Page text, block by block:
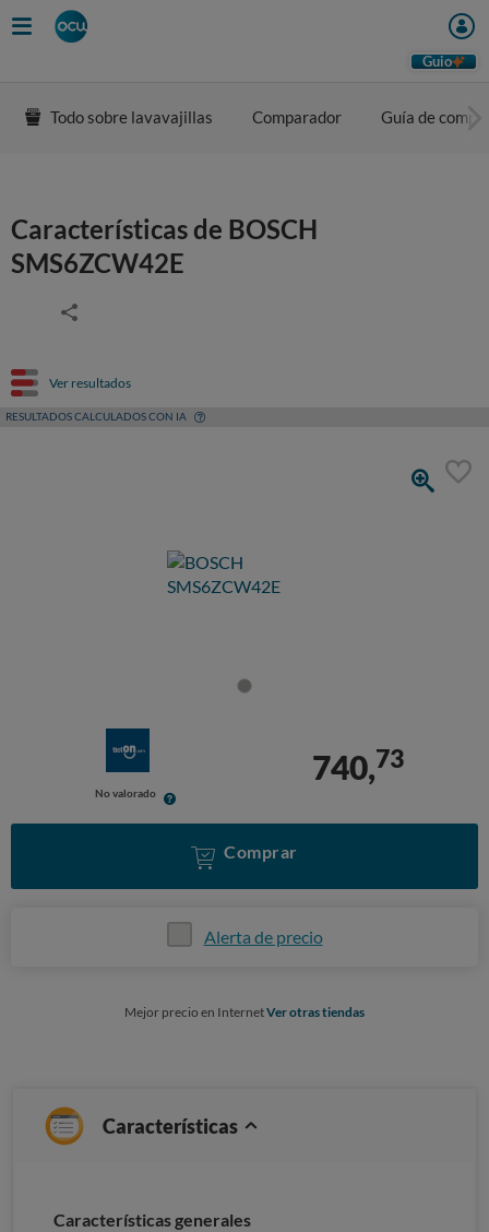
Guio
Todo sobre lavavajillas Comparador Guía de
Características de BOSCH
SMS6ZCW42E
Ver resultados
RESULTADOS CALCULADOS CON IA
No valorado
740,73
Comprar
Alerta de precio
Mejor precio en InternetVer otras tiendas
Características
Características generales